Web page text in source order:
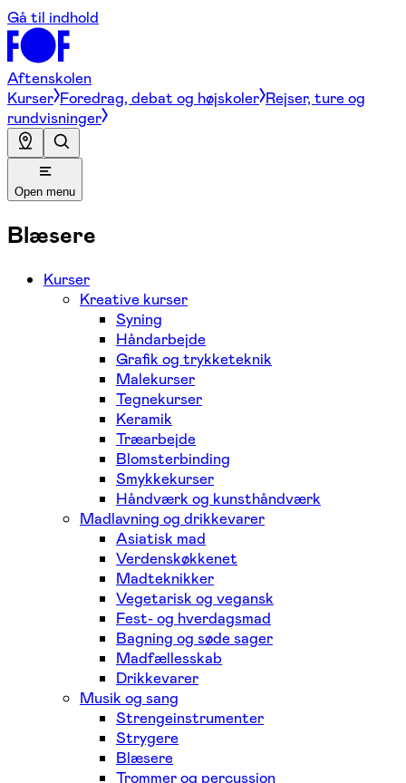
Gå til indhold
Aftenskolen
Kurser Foredrag, debat og højskoler Rejser, ture og
rundvisninger
Open menu
Blæsere
Kurser
Kreative kurser
Syning
Håndarbejde
Grafik og trykketeknik
Malekurser
Tegnekurser
Keramik
Træarbejde
Blomsterbinding
Smykkekurser
Håndværk og kunsthåndværk
Madlavning og drikkevarer
Asiatisk mad
Verdenskøkkenet
Madteknikker
Vegetarisk og vegansk
Fest- og hverdagsmad
Bagning og søde sager
Madfællesskab
Drikkevarer
Musik og sang
Strengeinstrumenter
Strygere
Blæsere
Trommer og percussion